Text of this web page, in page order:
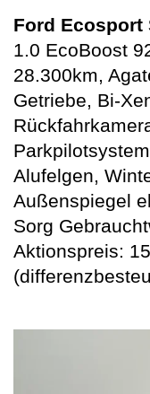
Ford Ecosport
1.0 EcoBoost
28.300km,
Getriebe, Bi-
Alufelgen,
Außenspiegel
Sorg
Aktionspreis: